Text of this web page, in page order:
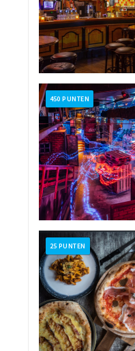
450 PUNTEN
25 PUNTEN